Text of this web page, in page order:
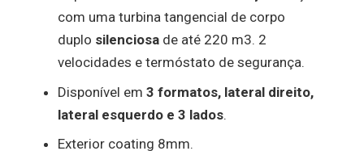
com uma turbina tangencial de corpo
duplo silenciosa de até 220 m3. 2
velocidades e termóstato de segurança.
Disponível em3 formatos, lateral direito,
lateral esquerdo e 3 lados.
Exterior coating 8mm.